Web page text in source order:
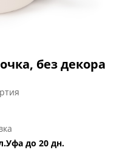
без декора
до 20 дн.